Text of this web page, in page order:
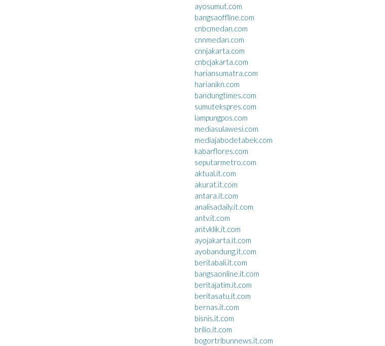
ayosumut.com
bangsaoffline.com
cnbcmedan.com
cnnmedan.com
cnnjakarta.com
cnbcjakarta.com
hariansumatra.com
harianikn.com
bandungtimes.com
sumutekspres.com
lampungpos.com
mediasulawesi.com
mediajabodetabek.com
kabarflores.com
seputarmetro.com
aktual.it.com
akurat.it.com
antara.it.com
analisadaily.it.com
antv.it.com
antvklik.it.com
ayojakarta.it.com
ayobandung.it.com
beritabali.it.com
bangsaonline.it.com
beritajatim.it.com
beritasatu.it.com
bernas.it.com
bisnis.it.com
brilio.it.com
bogortribunnews.it.com